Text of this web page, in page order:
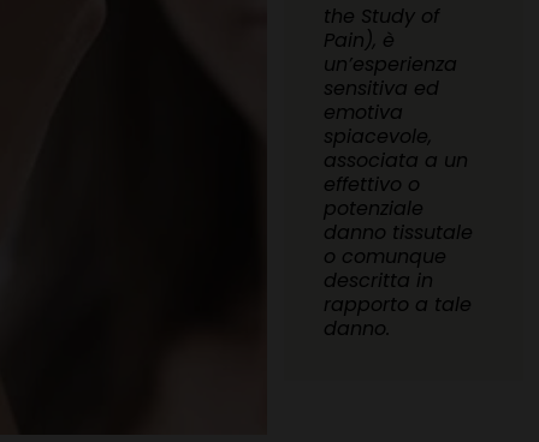
the Study of
Pain), è
un’esperienza
sensitiva ed
emotiva
spiacevole,
associata a un
effettivo o
potenziale
danno tissutale
o comunque
descritta in
rapporto a tale
danno.